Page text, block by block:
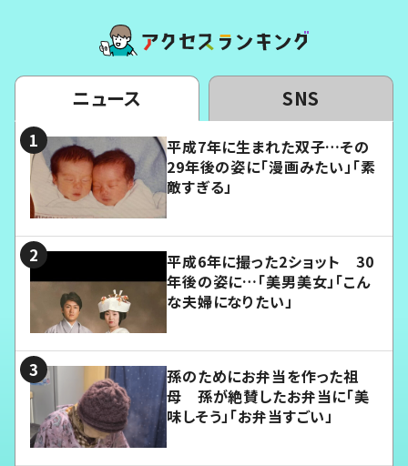
ニュース SNS
平成7年に生まれた双子…その
29年後の姿に「漫画みたい」「素
敵すぎる」
平成6年に撮った2ショット 30
年後の姿に…「美男美女」「こん
な夫婦になりたい」
孫のためにお弁当を作った祖
母 孫が絶賛したお弁当に「美
味しそう」「お弁当すごい」